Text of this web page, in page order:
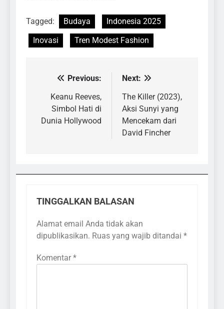
Tagged: Budaya
Indonesia 2025
Inovasi
Tren Modest Fashion
Navigasi
pos
Previous:
Keanu Reeves,
Simbol Hati di
Dunia Hollywood
Next:
The Killer (2023),
Aksi Sunyi yang
Mencekam dari
David Fincher
TINGGALKAN BALASAN
Alamat email Anda tidak akan
dipublikasikan. Ruas yang wajib ditandai *
Komentar *